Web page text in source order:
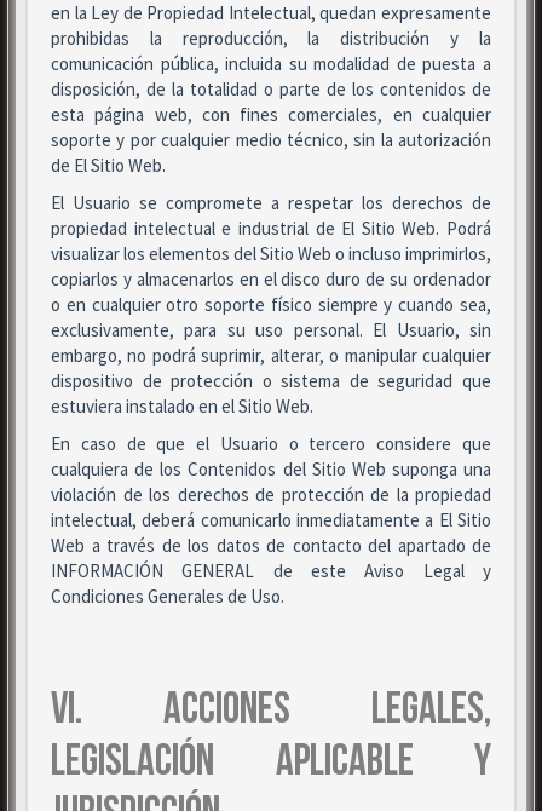
en la Ley de Propiedad Intelectual, quedan expresamente
prohibidas la reproducción, la distribución y la
comunicación pública, incluida su modalidad de puesta a
disposición, de la totalidad o parte de los contenidos de
esta página web, con fines comerciales, en cualquier
soporte y por cualquier medio técnico, sin la autorización
de El Sitio Web.
El Usuario se compromete a respetar los derechos de
propiedad intelectual e industrial de El Sitio Web. Podrá
visualizar los elementos del Sitio Web o incluso imprimirlos,
copiarlos y almacenarlos en el disco duro de su ordenador
o en cualquier otro soporte físico siempre y cuando sea,
exclusivamente, para su uso personal. El Usuario, sin
embargo, no podrá suprimir, alterar, o manipular cualquier
dispositivo de protección o sistema de seguridad que
estuviera instalado en el Sitio Web.
En caso de que el Usuario o tercero considere que
cualquiera de los Contenidos del Sitio Web suponga una
violación de los derechos de protección de la propiedad
intelectual, deberá comunicarlo inmediatamente a El Sitio
Web a través de los datos de contacto del apartado de
INFORMACIÓN GENERAL de este Aviso Legal y
Condiciones Generales de Uso.
VI. ACCIONES LEGALES,
LEGISLACIÓN APLICABLE Y